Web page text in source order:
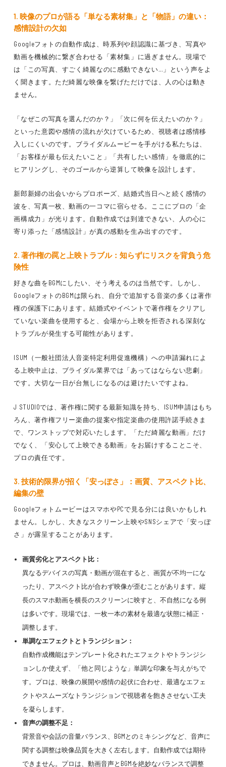
1. 映像のプロが語る「単なる素材集」と「物語」の違い：
感情設計の欠如
Googleフォトの自動作成は、時系列や顔認識に基づき、写真や
動画を機械的に繋ぎ合わせる「素材集」 に過ぎません。現場で
は「この写真、すごく綺麗なのに感動できない…」という声をよ
く聞きます。 ただ綺麗な映像を繋げただけでは、人の心は動き
ません。
「なぜこの写真を選んだのか？」「次に何を伝えたいのか？」
といった意図や感情の流れが欠けているため、視聴者は感情移
入しにくいのです。ブライダルムービーを手がける私たちは、
「お客様が最も伝えたいこと」「共有したい感情」 を徹底的に
ヒアリングし、 そのゴールから逆算して映像を設計します。
新郎新婦の出会いからプロポーズ、結婚式当日へと続く感情の
波を、写真一枚、動画の一コマに宿らせる。ここにプロの 「企
画構成力」 が光ります。自動作成では到達できない、
人の心に
寄り添った「感情設計」が真の感動を生み出すのです。
2. 著作権の罠と上映トラブル：知らずにリスクを背負う危
険性
好きな曲をBGMにしたい、そう考えるのは当然です。しかし、
GoogleフォトのBGMは限られ、 自分で追加する音楽の多くは著作
権の保護下にあります。結婚式やイベントで著作権をクリアし
ていない楽曲を使用すると、会場から上映を拒否される深刻な
トラブルが発生する可能性があります。
ISUM（一般社団法人音楽特定利用促進機構）への申請漏れによ
る上映中止は、ブライダル業界では 「あってはならない悲劇」
です。大切な一日が台無しになるのは避けたいですよね。
J STUDIOでは、著作権に関する最新知識を持ち、 ISUM申請はもち
ろん、著作権フリー楽曲の提案や指定楽曲の使用許諾手続き ま
で、 ワンストップで対応いたします。
「ただ綺麗な動画」だけ
でなく、「安心して上映できる動画」 をお届けすることこそ、
プロの責任です。
3. 技術的限界が招く「安っぽさ」：画質、アスペクト比、
編集の壁
GoogleフォトムービーはスマホやPCで見る分には良いかもしれ
ません。しかし、 大きなスクリーン上映やSNSシェアで「安っぽ
さ」が露呈する ことがあります。
画質劣化とアスペクト比：
異なるデバイスの写真・動画が混在すると、 画質が不均一にな
ったり、 アスペクト比が合わず映像が歪む ことがあります。縦
長のスマホ動画を横長のスクリーンに映すと、不自然になる例
は多いです。 現場では、一枚一本の素材を最適な状態に補正・
調整します。
単調なエフェクトとトランジション：
自動作成機能はテンプレート化されたエフェクトやトランジシ
ョンしか使えず、 「他と同じような」単調な印象を与えがちで
す。プロは、 映像の展開や感情の起伏に合わせ、最適なエフェ
クトやスムーズなトランジションで視聴者を飽きさせない工夫
を凝らします。
音声の調整不足：
背景音や会話の音量バランス、BGMとのミキシングなど、 音声に
関する調整は映像品質を大きく左右します。 自動作成では期待
できません。プロは、 動画音声とBGMを絶妙なバランスで調整